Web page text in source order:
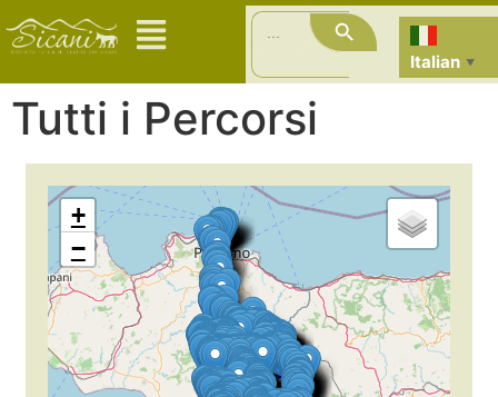
Search
for:
Search Button
Italian ▼
Tutti i Percorsi
+
−